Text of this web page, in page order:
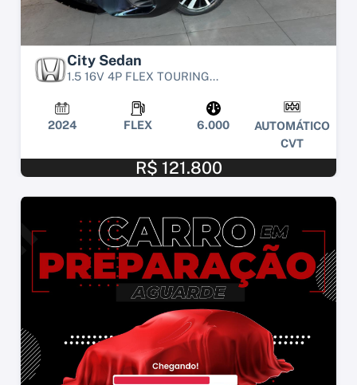
City Sedan
1.5 16V 4P FLEX TOURING...
2024 FLEX 6.000
AUTOMÁTICO
CVT
R$ 121.800